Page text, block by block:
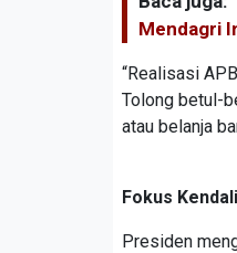
Mendagri
“Realisasi
Tolong betul-
atau belanja
Fokus
Presiden